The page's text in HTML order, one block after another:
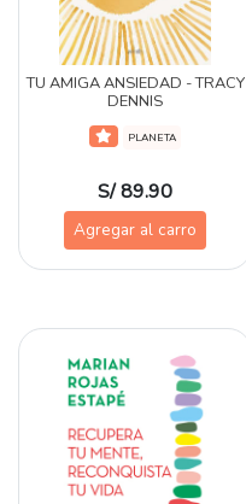
TU AMIGA ANSIEDAD - TRACY
DENNIS
PLANETA
S/ 89.90
Agregar al carro